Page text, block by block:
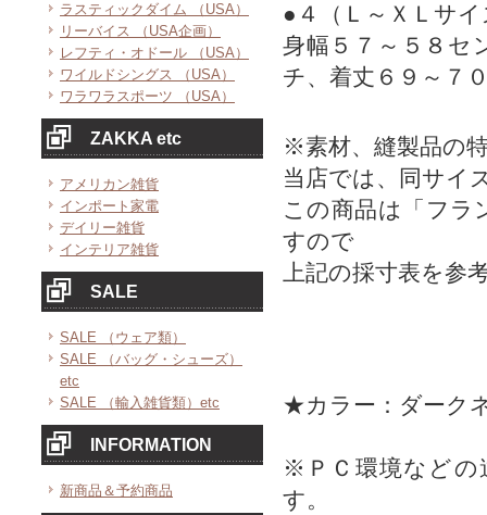
ラスティックダイム （USA）
リーバイス （USA企画）
レフティ・オドール （USA）
ワイルドシングス （USA）
ワラワラスポーツ （USA）
ZAKKA etc
アメリカン雑貨
インポート家電
デイリー雑貨
インテリア雑貨
SALE
SALE （ウェア類）
SALE （バッグ・シューズ）
etc
SALE （輸入雑貨類）etc
INFORMATION
新商品＆予約商品
●４（Ｌ～ＸＬサ
身幅５７～５８セ
チ、着丈６９～７
※素材、縫製品の
当店では、同サイ
この商品は「フラ
すので
上記の採寸表を参
★カラー：ダーク
※ＰＣ環境などの
す。